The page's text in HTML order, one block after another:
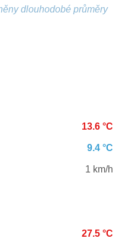
dlouhodobé průměry
13.6 °C
9.4 °C
1 km/h
27.5 °C